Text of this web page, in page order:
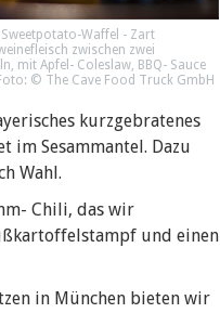
Waffel - Zart
zwischen zwei
mit Apfel- Coleslaw, BBQ- Sauce
© The Cave Food Truck GmbH
kurzgebratenes
im Sesammantel. Dazu
Wahl.
Chili, das wir
und einen
in München bieten wir